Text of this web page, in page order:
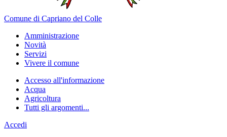
Comune di Capriano del Colle
Amministrazione
Novità
Servizi
Vivere il comune
Accesso all'informazione
Acqua
Agricoltura
Tutti gli argomenti...
Accedi